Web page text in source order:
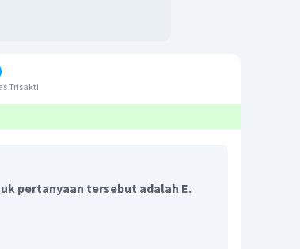
Trisakti
pertanyaan tersebut adalah E.